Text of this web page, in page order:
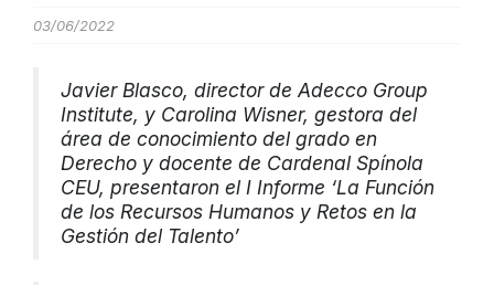
03/06/2022
Javier Blasco, director de Adecco Group
Institute, y Carolina Wisner, gestora del
área de conocimiento del grado en
Derecho y docente de Cardenal Spínola
CEU, presentaron el I Informe ‘La Función
de los Recursos Humanos y Retos en la
Gestión del Talento’